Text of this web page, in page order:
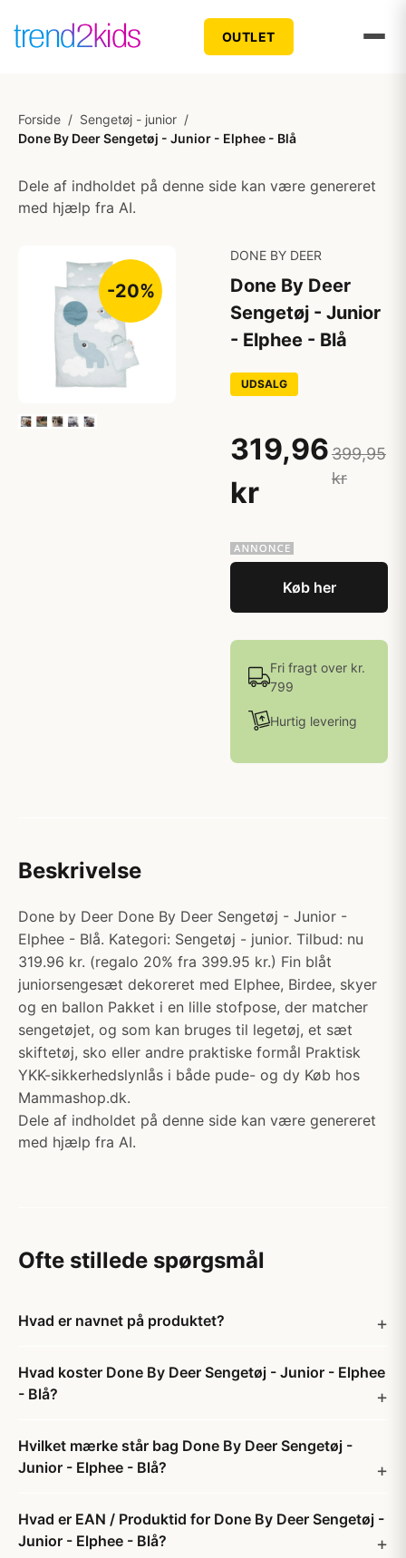
OUTLET
Forside / Sengetøj - junior /
Done By Deer Sengetøj - Junior - Elphee - Blå
Dele af indholdet på denne side kan være genereret
med hjælp fra AI.
-20%
DONE BY DEER
Done By Deer
Sengetøj - Junior
- Elphee - Blå
UDSALG
319,96
kr
399,95
kr
Køb her
Fri fragt over kr.
799
Hurtig levering
Beskrivelse
Done by Deer Done By Deer Sengetøj - Junior -
Elphee - Blå. Kategori: Sengetøj - junior. Tilbud: nu
319.96 kr. (regalo 20% fra 399.95 kr.) Fin blåt
juniorsengesæt dekoreret med Elphee, Birdee, skyer
og en ballon Pakket i en lille stofpose, der matcher
sengetøjet, og som kan bruges til legetøj, et sæt
skiftetøj, sko eller andre praktiske formål Praktisk
YKK-sikkerhedslynlås i både pude- og dy Køb hos
Mammashop.dk.
Dele af indholdet på denne side kan være genereret
med hjælp fra AI.
Ofte stillede spørgsmål
Hvad er navnet på produktet?
Hvad koster Done By Deer Sengetøj - Junior - Elphee
- Blå?
Hvilket mærke står bag Done By Deer Sengetøj -
Junior - Elphee - Blå?
Hvad er EAN / Produktid for Done By Deer Sengetøj -
Junior - Elphee - Blå?